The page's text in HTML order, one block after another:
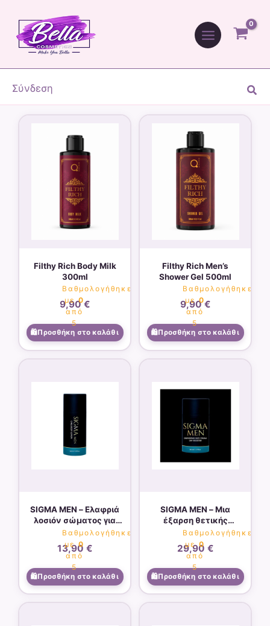
περιεχόμενο
Σύνδεση
Filthy Rich Body Milk
300ml
Βαθμολογήθηκε
με0
από
5
9,90€
Προσθήκη στο καλάθι
Filthy Rich Men’s
Shower Gel 500ml
Βαθμολογήθηκε
με0
από
5
9,90€
Προσθήκη στο καλάθι
SIGMA MEN – Ελαφριά
λοσιόν σώματος για
περιποίηση 100ml
Βαθμολογήθηκε
με0
από
5
13,90 €
Προσθήκη στο καλάθι
SIGMA MEN – Μια
έξαρση θετικής
ενέργειας – κρέμα που
τονώνει την
επιδερμίδα 50ml
Βαθμολογήθηκε
με0
από
5
29,90 €
Προσθήκη στο καλάθι